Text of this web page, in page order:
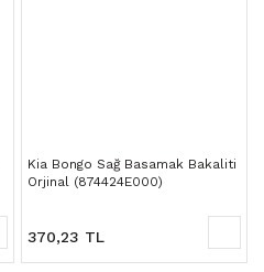
Kia Bongo Sağ Basamak Bakaliti
Orjinal (874424E000)
370,23 TL